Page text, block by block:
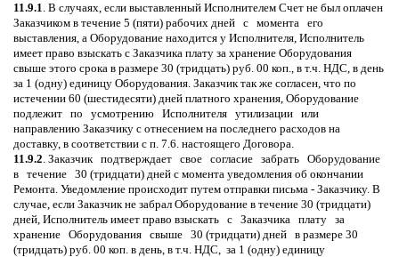
11.9.1. В случаях, если выставленный Исполнителем Счет не был оплачен
Заказчиком в течение 5 (пяти) рабочих дней с момента его
выставления, а Оборудование находится у Исполнителя, Исполнитель
имеет право взыскать с Заказчика плату за хранение Оборудования
свыше этого срока в размере 30 (тридцать) руб. 00 коп., в т.ч. НДС, в день
за 1 (одну) единицу Оборудования. Заказчик так же согласен, что по
истечении 60 (шестидесяти) дней платного хранения, Оборудование
подлежит по усмотрению Исполнителя утилизации или
направлению Заказчику с отнесением на последнего расходов на
доставку, в соответствии с п. 7.6. настоящего Договора.
11.9.2. Заказчик подтверждает свое согласие забрать Оборудование
в течение 30 (тридцати) дней с момента уведомления об окончании
Ремонта. Уведомление происходит путем отправки письма - Заказчику. В
случае, если Заказчик не забрал Оборудование в течение 30 (тридцати)
дней, Исполнитель имеет право взыскать с Заказчика плату за
хранение Оборудования свыше 30 (тридцати) дней в размере 30
(тридцать) руб. 00 коп. в день, в т.ч. НДС, за 1 (одну) единицу